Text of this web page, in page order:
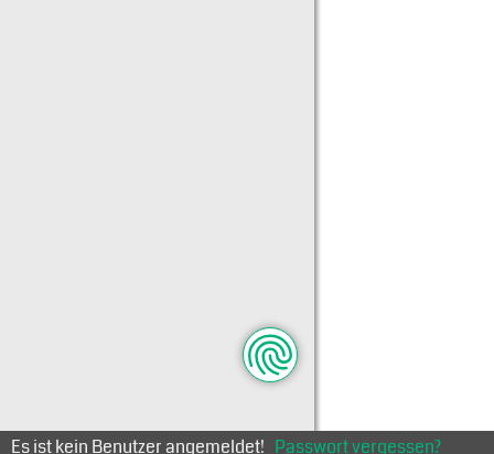
Es ist kein Benutzer angemeldet! Passwort vergessen?